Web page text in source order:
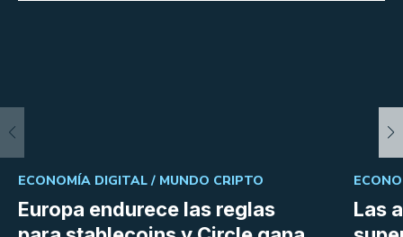
Europa endurece las reglas
ECONOMÍA DIGITAL / MUNDO CRIPTO
Las